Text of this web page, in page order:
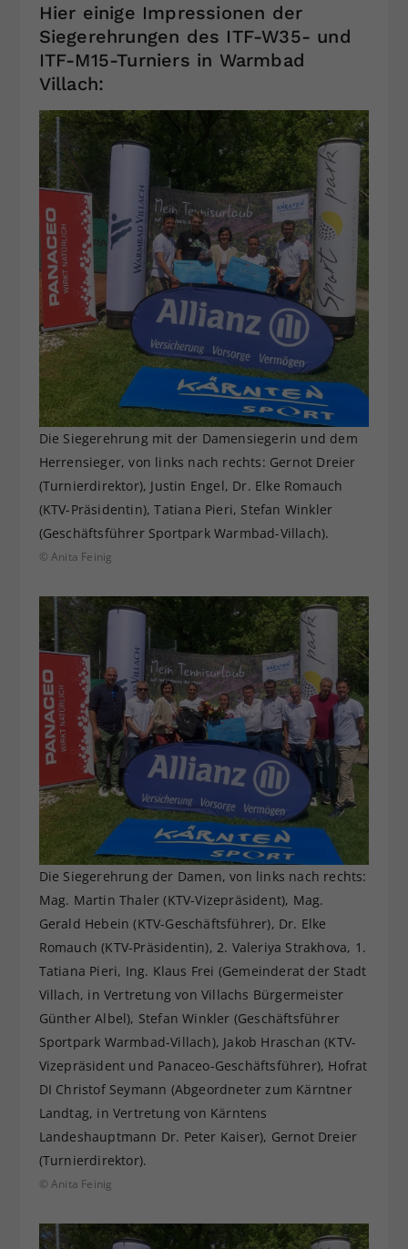
Hier einige Impressionen der
Siegerehrungen des ITF-W35- und
ITF-M15-Turniers in Warmbad
Villach:
Die Siegerehrung mit der Damensiegerin und dem
Herrensieger, von links nach rechts: Gernot Dreier
(Turnierdirektor), Justin Engel, Dr. Elke Romauch
(KTV-Präsidentin), Tatiana Pieri, Stefan Winkler
(Geschäftsführer Sportpark Warmbad-Villach).
© Anita Feinig
Die Siegerehrung der Damen, von links nach rechts:
Mag. Martin Thaler (KTV-Vizepräsident), Mag.
Gerald Hebein (KTV-Geschäftsführer), Dr. Elke
Romauch (KTV-Präsidentin), 2. Valeriya Strakhova, 1.
Tatiana Pieri, Ing. Klaus Frei (Gemeinderat der Stadt
Villach, in Vertretung von Villachs Bürgermeister
Günther Albel), Stefan Winkler (Geschäftsführer
Sportpark Warmbad-Villach), Jakob Hraschan (KTV-
Vizepräsident und Panaceo-Geschäftsführer), Hofrat
DI Christof Seymann (Abgeordneter zum Kärntner
Landtag, in Vertretung von Kärntens
Landeshauptmann Dr. Peter Kaiser), Gernot Dreier
(Turnierdirektor).
© Anita Feinig